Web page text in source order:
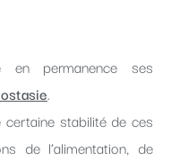
permanence ses
.
certaine stabilité de ces
de l’alimentation, de